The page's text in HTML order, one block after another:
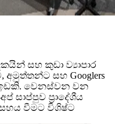
සහ කුඩා ව්‍යාපාර
සහ Googlers
ඉඩකි. වෙනස්වන වන
සාප්පුව ප්‍රාදේශීය
සහය වීමට විශිෂ්ට